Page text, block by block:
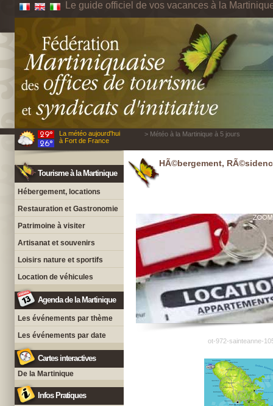
Le guide officiel de vos vacances à la
La météo aujourd'hui
à Fort de France
> Météo à la Martinique à 5 jours
Tourisme à la Martinique
Hébergement, locations
Restauration et Gastronomie
Patrimoine à visiter
Artisanat et souvenirs
Loisirs nature et sportifs
Location de véhicules
Agenda de la Martinique
Les événements par thème
Les événements par date
Cartes interactives
De la Martinique
Infos Pratiques
HÃ©bergement,
ot-972-sainteanne-